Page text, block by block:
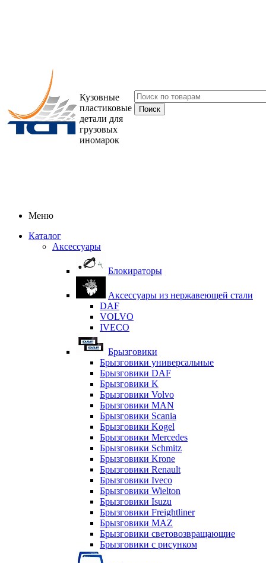
Кузовные
пластиковые
детали для
грузовых
иномарок
Меню
Каталог
Аксессуары
Блокираторы
Аксессуары из нержавеющей стали
DAF
VOLVO
IVECO
Брызговики
Брызговики универсальные
Брызговики DAF
Брызговики K
Брызговики Volvo
Брызговики MAN
Брызговики Scania
Брызговики Kogel
Брызговики Mercedes
Брызговики Schmitz
Брызговики Krone
Брызговики Renault
Брызговики Iveco
Брызговики Wielton
Брызговики Isuzu
Брызговики Freightliner
Брызговики MAZ
Брызговики световозвращающие
Брызговики с рисунком